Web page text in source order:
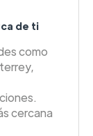
de ti
como
cercana